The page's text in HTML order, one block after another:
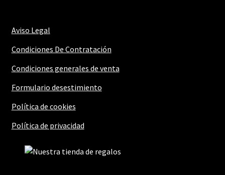
Aviso Legal
Condiciones De Contratación
Condiciones generales de venta
Formulario desestimiento
Política de cookies
Política de privacidad